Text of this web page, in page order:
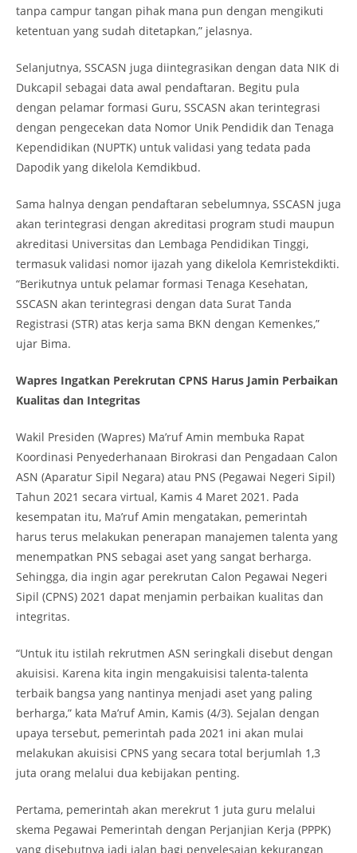
tanpa campur tangan pihak mana pun dengan mengikuti
ketentuan yang sudah ditetapkan,” jelasnya.
Selanjutnya, SSCASN juga diintegrasikan dengan data NIK di
Dukcapil sebagai data awal pendaftaran. Begitu pula
dengan pelamar formasi Guru, SSCASN akan terintegrasi
dengan pengecekan data Nomor Unik Pendidik dan Tenaga
Kependidikan (NUPTK) untuk validasi yang tedata pada
Dapodik yang dikelola Kemdikbud.
Sama halnya dengan pendaftaran sebelumnya, SSCASN juga
akan terintegrasi dengan akreditasi program studi maupun
akreditasi Universitas dan Lembaga Pendidikan Tinggi,
termasuk validasi nomor ijazah yang dikelola Kemristekdikti.
“Berikutnya untuk pelamar formasi Tenaga Kesehatan,
SSCASN akan terintegrasi dengan data Surat Tanda
Registrasi (STR) atas kerja sama BKN dengan Kemenkes,”
ujar Bima.
Wapres Ingatkan Perekrutan CPNS Harus Jamin Perbaikan
Kualitas dan Integritas
Wakil Presiden (Wapres) Ma’ruf Amin membuka Rapat
Koordinasi Penyederhanaan Birokrasi dan Pengadaan Calon
ASN (Aparatur Sipil Negara) atau PNS (Pegawai Negeri Sipil)
Tahun 2021 secara virtual, Kamis 4 Maret 2021. Pada
kesempatan itu, Ma’ruf Amin mengatakan, pemerintah
harus terus melakukan penerapan manajemen talenta yang
menempatkan PNS sebagai aset yang sangat berharga.
Sehingga, dia ingin agar perekrutan Calon Pegawai Negeri
Sipil (CPNS) 2021 dapat menjamin perbaikan kualitas dan
integritas.
“Untuk itu istilah rekrutmen ASN seringkali disebut dengan
akuisisi. Karena kita ingin mengakuisisi talenta-talenta
terbaik bangsa yang nantinya menjadi aset yang paling
berharga,” kata Ma’ruf Amin, Kamis (4/3). Sejalan dengan
upaya tersebut, pemerintah pada 2021 ini akan mulai
melakukan akuisisi CPNS yang secara total berjumlah 1,3
juta orang melalui dua kebijakan penting.
Pertama, pemerintah akan merekrut 1 juta guru melalui
skema Pegawai Pemerintah dengan Perjanjian Kerja (PPPK)
yang disebutnya jadi jalan bagi penyelesaian kekurangan